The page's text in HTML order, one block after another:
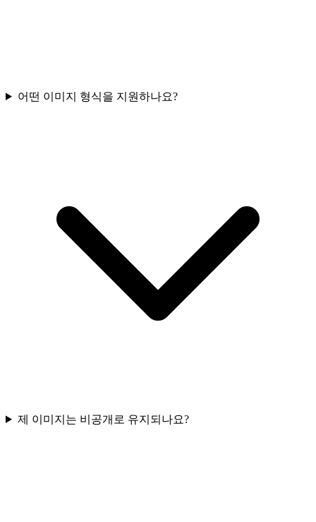
어떤 이미지 형식을 지원하나요?
제 이미지는 비공개로 유지되나요?